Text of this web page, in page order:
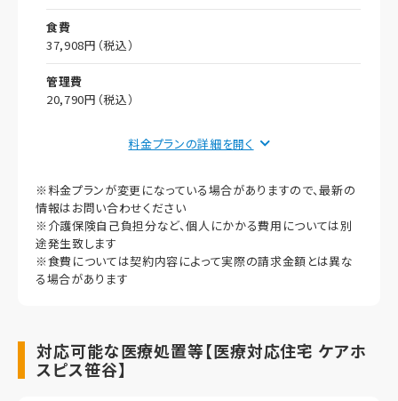
食費
37,908円（税込）
管理費
20,790円（税込）
想定居住期間（償却年月数）
その他事項
居室タイプ
1名
料金プランの詳細を
※料金プランが変更になっている場合がありますので、最新の
情報はお問い合わせください
※介護保険自己負担分など、個人にかかる費用については別
途発生致します
※食費については契約内容によって実際の請求金額とは異な
る場合があります
対応可能な医療処置等【医療対応住宅 ケアホ
スピス笹谷】